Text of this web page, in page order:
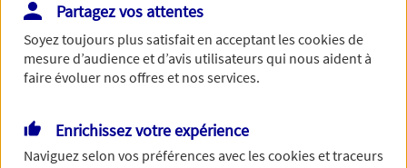
Vous disposez de droits sur les informations vous concernant. Pour
plus d’informations,cliquez ici.
Partagez vos attentes
Soyez toujours plus satisfait en acceptant lescookiesde
mesure d’audience et d’avis utilisateurs qui nous aident à
faire évoluer nos offres et nos services.
Enrichissez votre expérience
Naviguez selon vos préférences avec lescookies et traceurs